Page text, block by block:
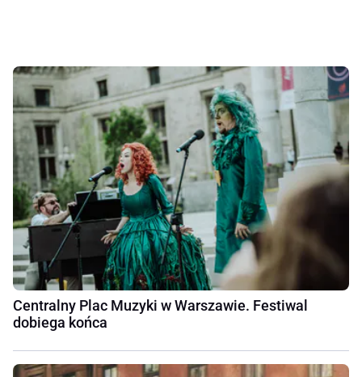
Centralny Plac Muzyki w Warszawie. Festiwal
dobiega końca